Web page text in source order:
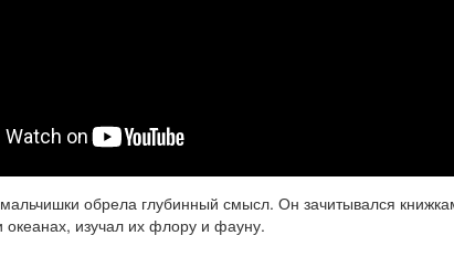
обрела глубинный смысл. Он зачитывался
океанах, изучал их флору и фауну.